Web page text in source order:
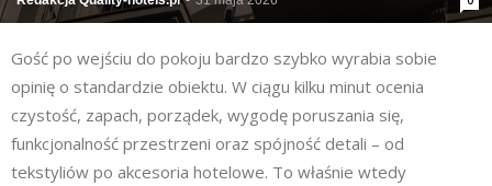
Gość po wejściu do pokoju bardzo szybko wyrabia sobie
opinię o standardzie obiektu. W ciągu kilku minut ocenia
czystość, zapach, porządek, wygodę poruszania się,
funkcjonalność przestrzeni oraz spójność detali – od
tekstyliów po akcesoria hotelowe. To właśnie wtedy